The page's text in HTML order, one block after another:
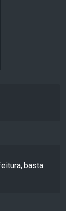
basta